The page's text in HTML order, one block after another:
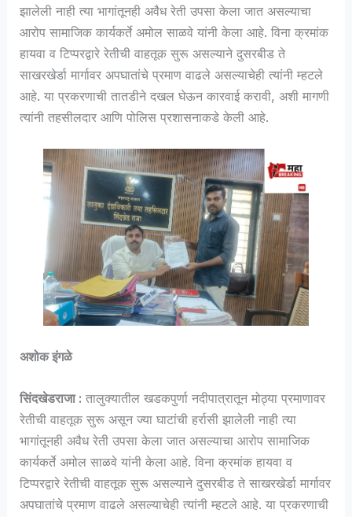
झालेली नाही त्या भागांतूनही अवैध रेती उपसा केला जात असल्याचा
आरोप सामाजिक कार्यकर्ते अमोल साळवे यांनी केला आहे. विना क्रमांक
हायवा व टिप्परद्वारे रेतीची वाहतूक सुरू असल्याने दुसरबीड ते
साखरखेर्डा मार्गावर अपघातांचे प्रमाण वाढले असल्याचेही त्यांनी म्हटले
आहे. या प्रकरणाची तातडीने दखल घेऊन कारवाई करावी, अशी मागणी
त्यांनी तहसीलदार आणि पोलिस प्रशासनाकडे केली आहे.
अशोक इंगळे
सिंदखेडराजा : तालुक्यातील खडकपुर्णा नदीपात्रातून मोठ्या प्रमाणावर
रेतीची वाहतूक सुरू असून ज्या घाटांची हर्रासी झालेली नाही त्या
भागांतूनही अवैध रेती उपसा केला जात असल्याचा आरोप सामाजिक
कार्यकर्ते अमोल साळवे यांनी केला आहे. विना क्रमांक हायवा व
टिप्परद्वारे रेतीची वाहतूक सुरू असल्याने दुसरबीड ते साखरखेर्डा मार्गावर
अपघातांचे प्रमाण वाढले असल्याचेही त्यांनी म्हटले आहे. या प्रकरणाची